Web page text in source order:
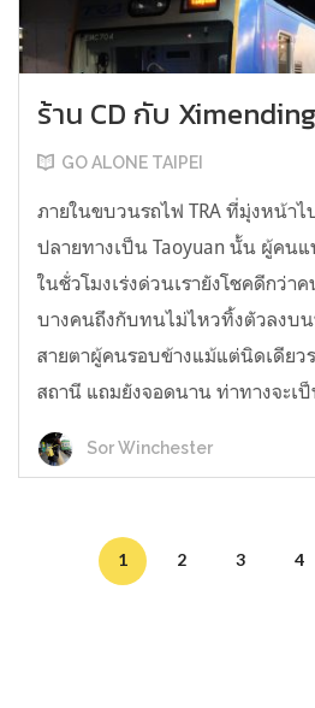
ร้าน CD กับ Ximending
GO ALONE TAIPEI
ภายในขบวนรถไฟ TRA ที่มุ่งหน้าไ
ปลายทางเป็น Taoyuan นั้น ผู้คน
ในชั่วโมงเร่งด่วนเรายังโชคดีกว่
บางคนถึงกับทนไม่ไหวทิ้งตัวลงบ
สายตาผู้คนรอบข้างแม้แต่นิดเดียว
สถานี แถมยังจอดนาน ท่าทางจะเป็
Sor Winchester
1 2 3 4